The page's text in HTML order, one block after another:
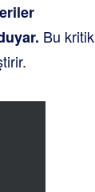
Bu kritik